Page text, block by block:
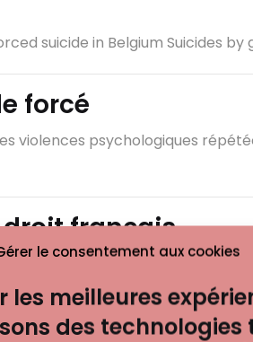
le consentement aux cookies
les meilleures
des technologies
suicide in Belgium Suicides by
forcé
violences psychologiques
droit français
Avant la loi du 30 juillet 2020 ...
forcé (version